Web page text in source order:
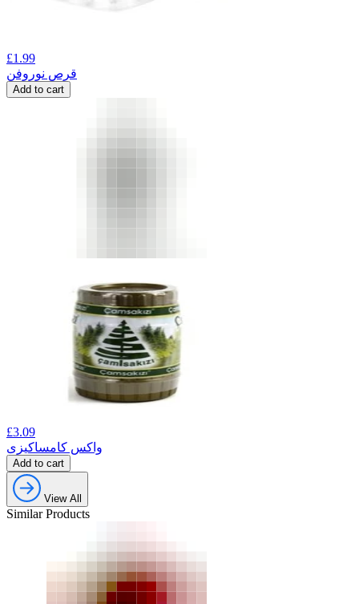
£1.99
قرص نوروفن
Add to cart
£3.09
واکس کامساکیزی
Add to cart
View All
Similar Products